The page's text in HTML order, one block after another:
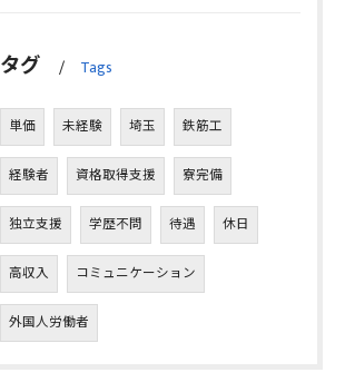
タグ Tags
単価 未経験 埼玉 鉄筋工
経験者 資格取得支援 寮完備
独立支援 学歴不問 待遇 休日
高収入 コミュニケーション
外国人労働者